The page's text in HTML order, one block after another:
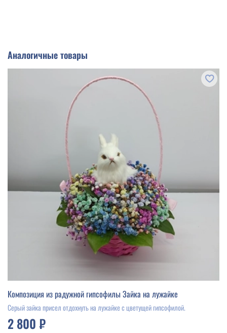
Аналогичные товары
Композиция из радужной гипсофилы Зайка на лужайке
Серый зайка присел отдохнуть на лужайке с цветущей гипсофилой.
2 800 ₽